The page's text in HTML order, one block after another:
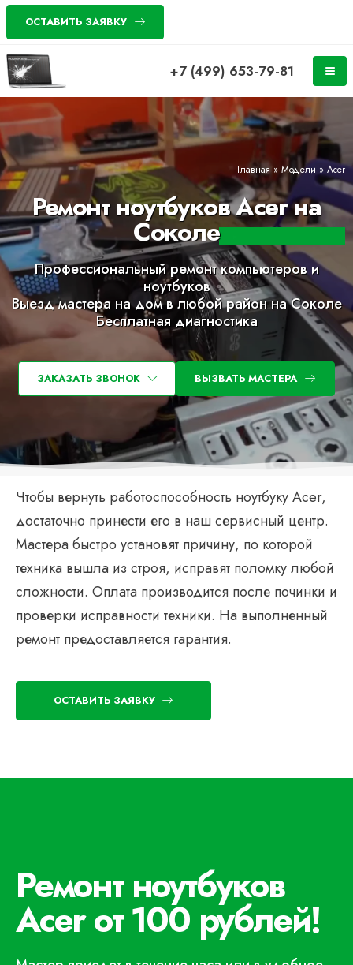
ОСТАВИТЬ ЗАЯВКУ
+7 (499) 653-79-81
Главная » Модели » Acer
Ремонт ноутбуков Acer на
Соколе
Профессиональный ремонт компьютеров и
ноутбуков
Выезд мастера на дом в любой район на Соколе
Бесплатная диагностика
ЗАКАЗАТЬ ЗВОНОК ВЫЗВАТЬ МАСТЕРА
Чтобы вернуть работоспособность ноутбуку Acer,
достаточно принести его в наш сервисный центр.
Мастера быстро установят причину, по которой
техника вышла из строя, исправят поломку любой
сложности. Оплата производится после починки и
проверки исправности техники. На выполненный
ремонт предоставляется гарантия.
ОСТАВИТЬ ЗАЯВКУ
Ремонт ноутбуков
Acer от 100 рублей!